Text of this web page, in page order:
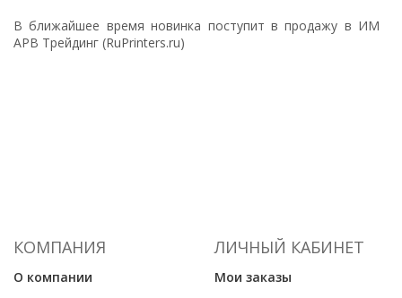
В ближайшее время новинка поступит в продажу в ИМ
АРВ Трейдинг (RuPrinters.ru)
КОМПАНИЯ
О компании
ЛИЧНЫЙ КАБИНЕТ
Мои заказы